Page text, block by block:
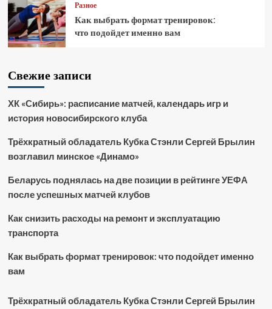
Разное
Как выбрать формат тренировок:
что подойдет именно вам
Свежие записи
ХК «Сибирь»: расписание матчей, календарь игр и
история новосибирского клуба
Трёхкратный обладатель Кубка Стэнли Сергей Брылин
возглавил минское «Динамо»
Беларусь поднялась на две позиции в рейтинге УЕФА
после успешных матчей клубов
Как снизить расходы на ремонт и эксплуатацию
транспорта
Как выбрать формат тренировок: что подойдет именно
вам
Трёхкратный обладатель Кубка Стэнли Сергей Брылин